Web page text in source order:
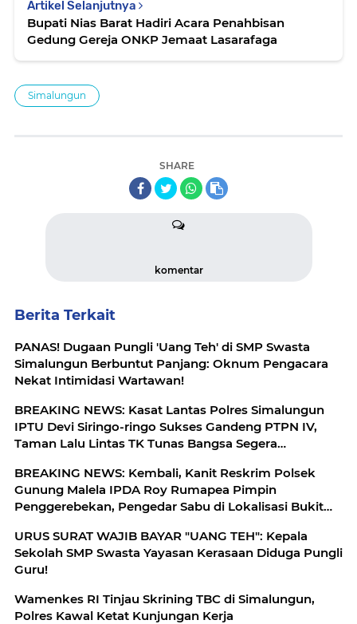
Artikel Selanjutnya
Bupati Nias Barat Hadiri Acara Penahbisan
Gedung Gereja ONKP Jemaat Lasarafaga
Simalungun
SHARE
komentar
Berita Terkait
PANAS! Dugaan Pungli 'Uang Teh' di SMP Swasta
Simalungun Berbuntut Panjang: Oknum Pengacara
Nekat Intimidasi Wartawan!
BREAKING NEWS: Kasat Lantas Polres Simalungun
IPTU Devi Siringo-ringo Sukses Gandeng PTPN IV,
Taman Lalu Lintas TK Tunas Bangsa Segera
BREAKING NEWS: Kembali, Kanit Reskrim Polsek
Gunung Malela IPDA Roy Rumapea Pimpin
Penggerebekan, Pengedar Sabu di Lokalisasi Bukit
URUS SURAT WAJIB BAYAR "UANG TEH": Kepala
Sekolah SMP Swasta Yayasan Kerasaan Diduga Pungli
Guru!
Wamenkes RI Tinjau Skrining TBC di Simalungun,
Polres Kawal Ketat Kunjungan Kerja